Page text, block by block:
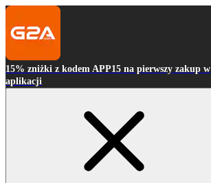
15% zniżki z kodem APP15 na pierwszy zakup w
aplikacji